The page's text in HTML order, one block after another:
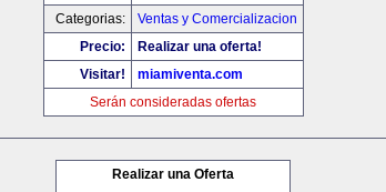
Categorias:
Ventas y Comercializacion
Precio:
Realizar una oferta!
Visitar!
miamiventa.com
Serán consideradas ofertas
Realizar una Oferta